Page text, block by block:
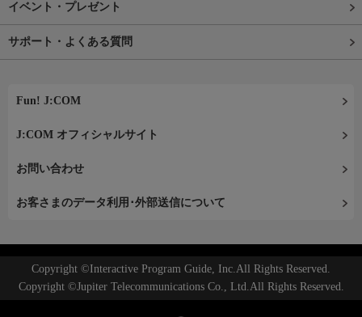
イベント・プレゼント
サポート・よくある質問
Fun! J:COM
J:COM オフィシャルサイト
お問い合わせ
お客さまのデータ利用･外部送信について
Copyright ©Interactive Program Guide, Inc.All Rights Reserved.
Copyright ©Jupiter Telecommunications Co., Ltd.All Rights Reserved.